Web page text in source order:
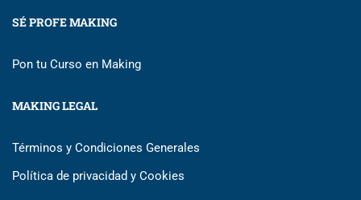
SÉ PROFE MAKING
Pon tu Curso en Making
MAKING LEGAL
Términos y Condiciones Generales
Política de privacidad y Cookies